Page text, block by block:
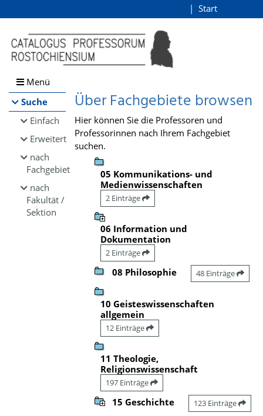
Browsen
direkt zum Inhalt
Start
Menü
Suche
Einfach
Erweitert
nach
Fachgebiet
nach
Fakultät /
Sektion
Über Fachgebiete browsen
Hier können Sie die Professoren und
Professorinnen nach Ihrem Fachgebiet
suchen.
05 Kommunikations- und
Medienwissenschaften
2 Einträge
06 Information und
Dokumentation
2 Einträge
08 Philosophie 48 Einträge
10 Geisteswissenschaften
allgemein
12 Einträge
11 Theologie,
Religionswissenschaft
197 Einträge
15 Geschichte 123 Einträge